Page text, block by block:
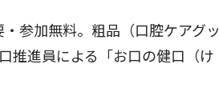
参加無料。粗品（口腔ケアグッ
推進員による「お口の健口（け